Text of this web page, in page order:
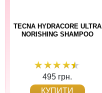
TECNA HYDRACORE ULTRA
NORISHING SHAMPOO
495 грн.
КУПИТИ